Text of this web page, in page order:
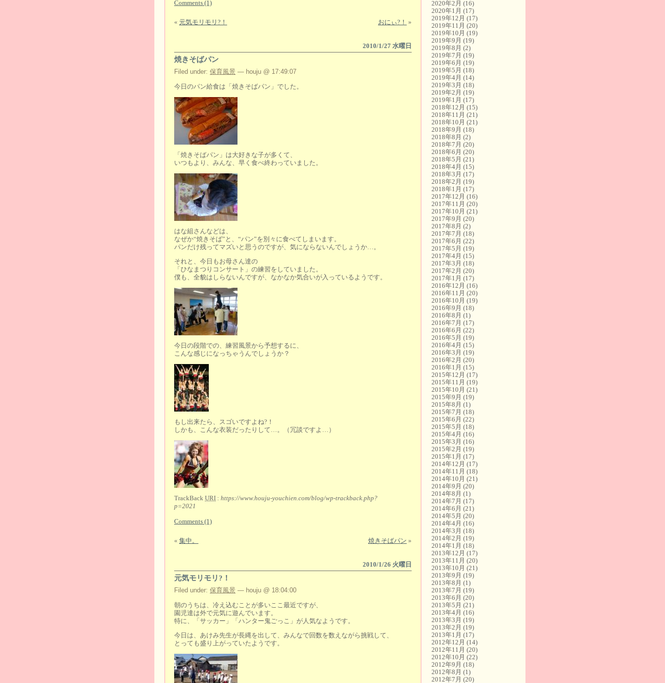
Comments (1)
« 元気モリモリ?！ おにぃ?！ »
2010/1/27 水曜日
焼きそばパン
Filed under: 保育風景 — houju @ 17:49:07
今日のパン給食は「焼きそばパン」でした。
「焼きそばパン」は大好きな子が多くて、
いつもより、みんな、早く食べ終わっていました。
はな組さんなどは、
なぜか“焼きそば”と、“パン”を別々に食べてしまいます。
パンだけ残ってマズいと思うのですが、気にならないんでしょうか…。
それと、今日もお母さん達の
「ひなまつりコンサート」の練習をしていました。
僕も、全貌はしらないんですが、なかなか気合いが入っているようです。
今日の段階での、練習風景から予想するに、
こんな感じになっちゃうんでしょうか？
もし出来たら、スゴいですよね?！
しかも、こんな衣装だったりして…。（冗談ですよ…）
TrackBack URI : https://www.houju-youchien.com/blog/wp-trackback.php?
p=2021
Comments (1)
« 集中。 焼きそばパン »
2010/1/26 火曜日
元気モリモリ?！
Filed under: 保育風景 — houju @ 18:04:00
朝のうちは、冷え込むことが多いここ最近ですが、
園児達は外で元気に遊んでいます。
特に、「サッカー」「ハンター鬼ごっこ」が人気なようです。
今日は、あけみ先生が長縄を出して、みんなで回数を数えながら挑戦して、
とっても盛り上がっていたようです。
2020年2月 (16)
2020年1月 (17)
2019年12月 (17)
2019年11月 (20)
2019年10月 (19)
2019年9月 (19)
2019年8月 (2)
2019年7月 (19)
2019年6月 (19)
2019年5月 (18)
2019年4月 (14)
2019年3月 (18)
2019年2月 (19)
2019年1月 (17)
2018年12月 (15)
2018年11月 (21)
2018年10月 (21)
2018年9月 (18)
2018年8月 (2)
2018年7月 (20)
2018年6月 (20)
2018年5月 (21)
2018年4月 (15)
2018年3月 (17)
2018年2月 (19)
2018年1月 (17)
2017年12月 (16)
2017年11月 (20)
2017年10月 (21)
2017年9月 (20)
2017年8月 (2)
2017年7月 (18)
2017年6月 (22)
2017年5月 (19)
2017年4月 (15)
2017年3月 (18)
2017年2月 (20)
2017年1月 (17)
2016年12月 (16)
2016年11月 (20)
2016年10月 (19)
2016年9月 (18)
2016年8月 (1)
2016年7月 (17)
2016年6月 (22)
2016年5月 (19)
2016年4月 (15)
2016年3月 (19)
2016年2月 (20)
2016年1月 (15)
2015年12月 (17)
2015年11月 (19)
2015年10月 (21)
2015年9月 (19)
2015年8月 (1)
2015年7月 (18)
2015年6月 (22)
2015年5月 (18)
2015年4月 (16)
2015年3月 (16)
2015年2月 (19)
2015年1月 (17)
2014年12月 (17)
2014年11月 (18)
2014年10月 (21)
2014年9月 (20)
2014年8月 (1)
2014年7月 (17)
2014年6月 (21)
2014年5月 (20)
2014年4月 (16)
2014年3月 (18)
2014年2月 (19)
2014年1月 (18)
2013年12月 (17)
2013年11月 (20)
2013年10月 (21)
2013年9月 (19)
2013年8月 (1)
2013年7月 (19)
2013年6月 (20)
2013年5月 (21)
2013年4月 (16)
2013年3月 (19)
2013年2月 (19)
2013年1月 (17)
2012年12月 (14)
2012年11月 (20)
2012年10月 (22)
2012年9月 (18)
2012年8月 (1)
2012年7月 (20)